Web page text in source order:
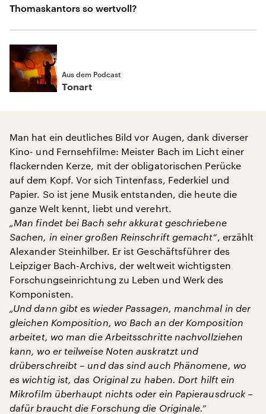
Thomaskantors so wertvoll?
Aus dem Podcast
Tonart
Man hat ein deutliches Bild vor Augen, dank diverser
Kino- und Fernsehfilme: Meister Bach im Licht einer
flackernden Kerze, mit der obligatorischen Perücke
auf dem Kopf. Vor sich Tintenfass, Federkiel und
Papier. So ist jene Musik entstanden, die heute die
ganze Welt kennt, liebt und verehrt.
„Man findet bei Bach sehr akkurat geschriebene
Sachen, in einer großen Reinschrift gemacht“, erzählt
Alexander Steinhilber. Er ist Geschäftsführer des
Leipziger Bach-Archivs, der weltweit wichtigsten
Forschungseinrichtung zu Leben und Werk des
Komponisten.
„Und dann gibt es wieder Passagen, manchmal in der
gleichen Komposition, wo Bach an der Komposition
arbeitet, wo man die Arbeitsschritte nachvollziehen
kann, wo er teilweise Noten auskratzt und
drüberschreibt – und das sind auch Phänomene, wo
es wichtig ist, das Original zu haben. Dort hilft ein
Mikrofilm überhaupt nichts oder ein Papierausdruck –
dafür braucht die Forschung die Originale.“